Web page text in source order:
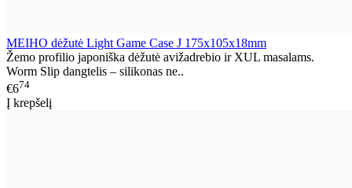
MEIHO dėžutė Light Game Case J 175x105x18mm
Žemo profilio japoniška dėžutė avižadrebio ir XUL masalams.
Worm Slip dangtelis – silikonas ne..
€674
Į krepšelį